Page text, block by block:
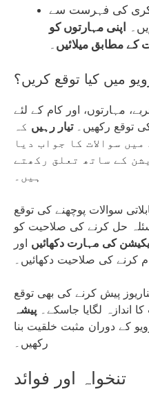
کی فہرست سے
اپنی مہارتوں کو
کے مطابق میلائیں
میں کیا توقع کریں؟
مہارتوں، اور کام کے لئے
توقع رکھیں۔ تیار رہیں کہ
سوالات کا جواب دیا
کے ساتھ تعلق رکھتے
سوالات پوچھنے کی توقع
حل کرنے کی صلاحیت کو
کی مہارت دکھائیں اور
پیش کرنے کی بھی توقع
اندازہ لگایا جاسکے۔ پیشہ
کے دوران مثبت خلقیت بنا
رکھیں۔
تنخواہ اور فوائد